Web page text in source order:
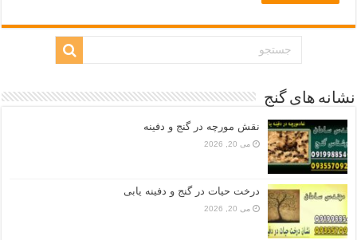
نشانه های گنج
نقش مورچه در گنج و دفینه
می 20, 2026
درخت حیات در گنج و دفینه یابی
می 20, 2026